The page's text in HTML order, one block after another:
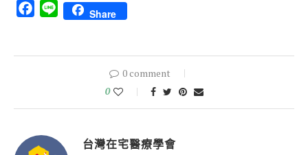
Facebook
Line Share
0 comment
0
台灣在宅醫療學會